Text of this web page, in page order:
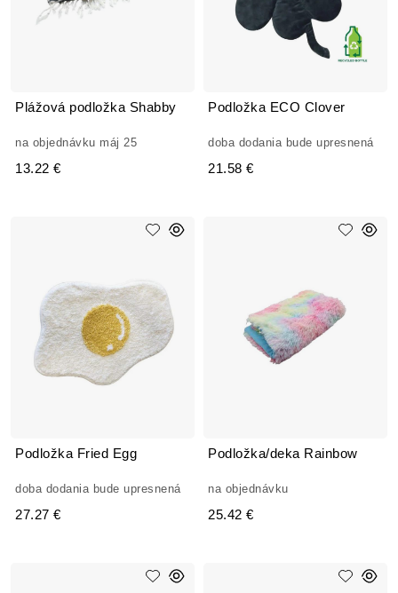
Plážová podložka Shabby
na objednávku máj 25
13.22 €
Podložka ECO Clover
doba dodania bude upresnená
21.58 €
Podložka Fried Egg
doba dodania bude upresnená
27.27 €
Podložka/deka Rainbow
na objednávku
25.42 €